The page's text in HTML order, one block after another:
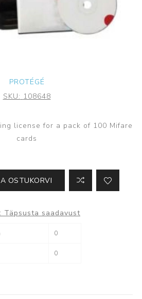
PROTÉGÉ
SKU: 108648
license for a pack of 100 Mifare
cards
OSTUKORVI
Täpsusta saadavust
0
0